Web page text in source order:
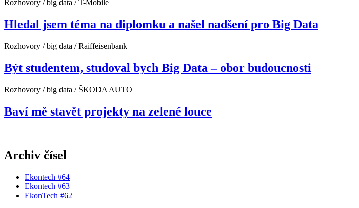
Rozhovory / big data / T-Mobile
Hledal jsem téma na diplomku a našel nadšení pro Big Data
Rozhovory / big data / Raiffeisenbank
Být studentem, studoval bych Big Data – obor budoucnosti
Rozhovory / big data / ŠKODA AUTO
Baví mě stavět projekty na zelené louce
Archiv čísel
Ekontech #64
Ekontech #63
EkonTech #62